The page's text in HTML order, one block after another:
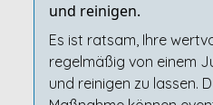
und reinigen.
Es ist ratsam, Ihre
regelmäßig von einem
und reinigen zu lassen.